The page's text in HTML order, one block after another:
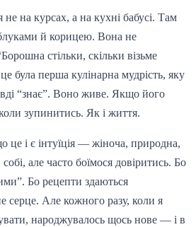
не на курсах, а на кухні бабусі. Там
й корицею. Вона не
стільки, скільки візьме
була перша кулінарна мудрість, яку
“знає”. Воно живе. Якщо його
зупинитись. Як і життя.
це і є інтуїція — жіноча, природна,
але часто боїмося довіритись. Бо
Бо рецепти здаються
серце. Але кожного разу, коли я
народжувалось щось нове — і в